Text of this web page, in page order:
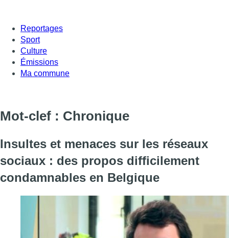
Reportages
Sport
Culture
Émissions
Ma commune
Mot-clef : Chronique
Insultes et menaces sur les réseaux
sociaux : des propos difficilement
condamnables en Belgique